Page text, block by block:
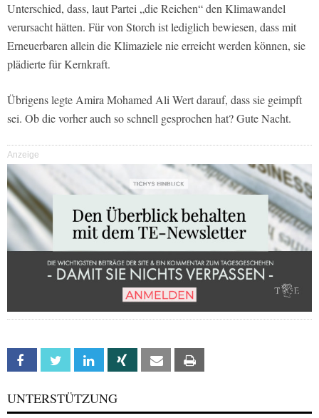
Unterschied, dass, laut Partei „die Reichen“ den Klimawandel
verursacht hätten. Für von Storch ist lediglich bewiesen, dass mit
Erneuerbaren allein die Klimaziele nie erreicht werden können, sie
plädierte für Kernkraft.
Übrigens legte Amira Mohamed Ali Wert darauf, dass sie geimpft
sei. Ob die vorher auch so schnell gesprochen hat? Gute Nacht.
Anzeige
Facebook Twitter Linkedin Xing Email
UNTERSTÜTZUNG